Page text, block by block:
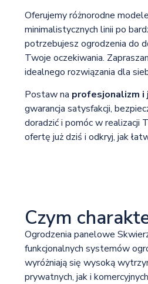
Oferujemy różnorodne
minimalistycznych linii po
potrzebujesz ogrodzenia do
Twoje oczekiwania.
idealnego rozwiązania dla
Postaw na profesjonalizm i
gwarancja satysfakcji,
doradzić i pomóc w realizacji
ofertę już dziś i odkryj, jak
Czym
Ogrodzenia panelowe
funkcjonalnych systemów
wyróżniają się wysoką
prywatnych, jak i